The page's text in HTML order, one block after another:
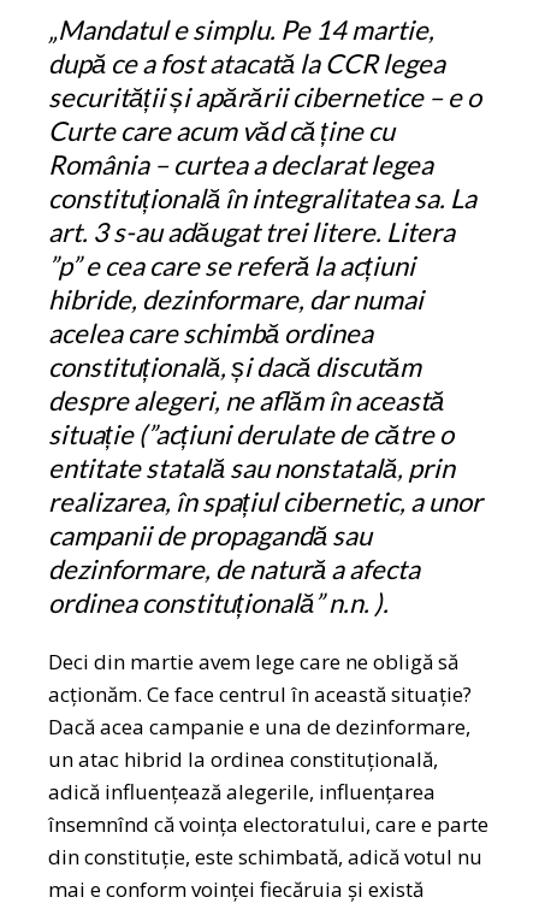
„Mandatul e simplu. Pe 14 martie,
după ce a fost atacată la CCR legea
securității și apărării cibernetice – e o
Curte care acum văd că ține cu
România – curtea a declarat legea
constituțională în integralitatea sa. La
art. 3 s-au adăugat trei litere. Litera
”p” e cea care se referă la acțiuni
hibride, dezinformare, dar numai
acelea care schimbă ordinea
constituțională, și dacă discutăm
despre alegeri, ne aflăm în această
situație (”acțiuni derulate de către o
entitate statală sau nonstatală, prin
realizarea, în spațiul cibernetic, a unor
campanii de propagandă sau
dezinformare, de natură a afecta
ordinea constituțională” n.n. ).
Deci din martie avem lege care ne obligă să
acționăm. Ce face centrul în această situație?
Dacă acea campanie e una de dezinformare,
un atac hibrid la ordinea constituțională,
adică influențează alegerile, influențarea
însemnînd că voința electoratului, care e parte
din constituție, este schimbată, adică votul nu
mai e conform voinței fiecăruia și există